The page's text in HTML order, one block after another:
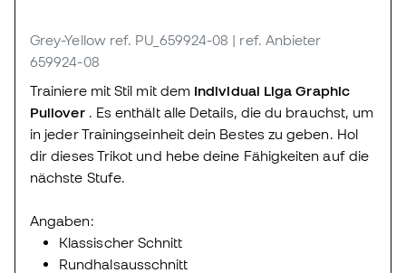
Grey-Yellow ref. PU_659924-08 | ref. Anbieter
659924-08
Trainiere mit Stil mit dem Individual Liga Graphic
Pullover. Es enthält alle Details, die du brauchst, um
in jeder Trainingseinheit dein Bestes zu geben. Hol
dir dieses Trikot und hebe deine Fähigkeiten auf die
nächste Stufe.
Angaben:
Klassischer Schnitt
Rundhalsausschnitt